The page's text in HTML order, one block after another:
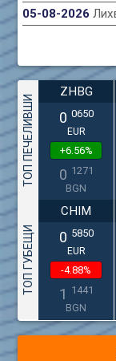
05-08-2026
ТОП ПЕЧЕЛИВШИ
ZHBG
0 0650
EUR
+6.56%
0 1271
BGN
ТОП ГУБЕЩИ
CHIM
0 5850
EUR
-4.88%
1 1441
BGN